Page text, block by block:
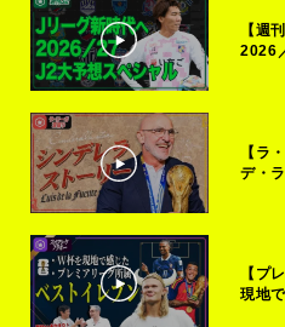
【週
2026
【ラ
デ・
【プ
現地